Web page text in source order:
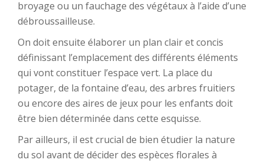
broyage ou un fauchage des végétaux à l’aide d’une
débroussailleuse.
On doit ensuite élaborer un plan clair et concis
définissant l’emplacement des différents éléments
qui vont constituer l’espace vert. La place du
potager, de la fontaine d’eau, des arbres fruitiers
ou encore des aires de jeux pour les enfants doit
être bien déterminée dans cette esquisse.
Par ailleurs, il est crucial de bien étudier la nature
du sol avant de décider des espèces florales à